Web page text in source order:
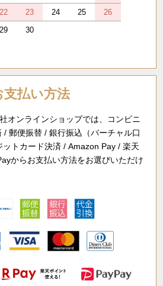
22 23 24 25
26
29 30
支払い方法
オンラインショップでは、コンビニ
/ 郵便振替 / 銀行振込（バーチャル口
トカード決済 / Amazon Pay / 楽天
からお支払い方法をお選びいただけ